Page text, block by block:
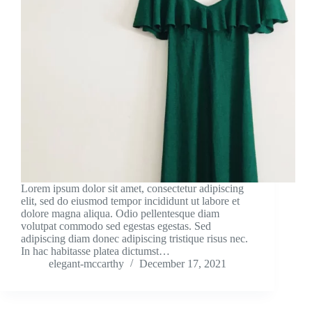
Lorem ipsum dolor sit amet, consectetur adipiscing
elit, sed do eiusmod tempor incididunt ut labore et
dolore magna aliqua. Odio pellentesque diam
volutpat commodo sed egestas egestas. Sed
adipiscing diam donec adipiscing tristique risus nec.
In hac habitasse platea dictumst…
elegant-mccarthy
December 17, 2021